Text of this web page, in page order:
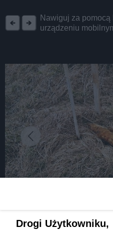
Nawiguj za
urządzeniu
mieszkańców
Drogi Użytkowniku,